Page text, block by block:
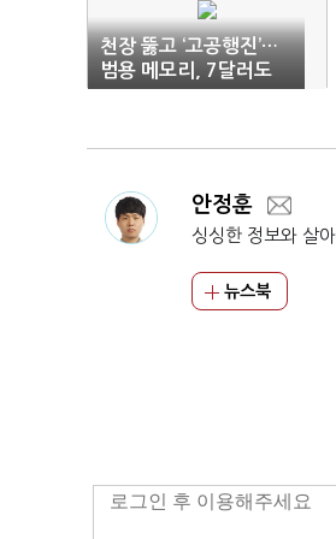
천장 뚫고 ‘고공행진’…
범용 메모리, 7달러도
넘었다
안정훈
싱싱한 정보와 살
뉴스북